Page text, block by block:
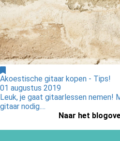
Akoestische gitaar kopen - Tips!
01 augustus 2019
Leuk, je gaat gitaarlessen nemen!
gitaar nodig....
Naar het